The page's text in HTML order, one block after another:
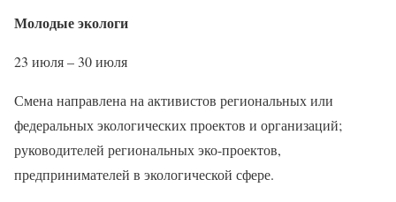
Молодые экологи
23 июля – 30 июля
Смена направлена на активистов региональных или
федеральных экологических проектов и организаций;
руководителей региональных эко-проектов,
предпринимателей в экологической сфере.